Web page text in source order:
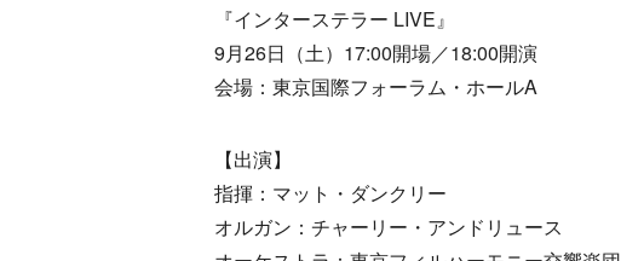
『インターステラー LIVE』
9月26日（土）17:00開場／18:00開演
会場：東京国際フォーラム・ホールA
【出演】
指揮：マット・ダンクリー
オルガン：チャーリー・アンドリュース